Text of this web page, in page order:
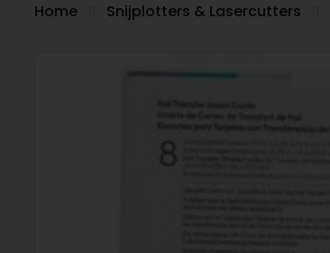
Home Snijplotters & Lasercutters